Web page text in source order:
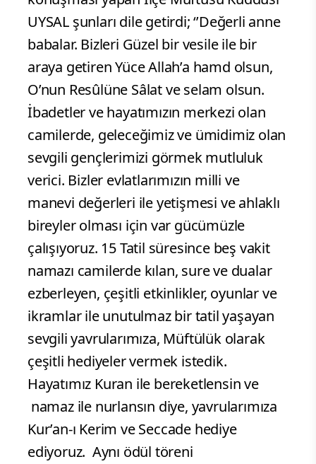
UYSAL şunları dile getirdi; ‘’Değerli anne
babalar. Bizleri Güzel bir vesile ile bir
araya getiren Yüce Allah’a hamd olsun,
O’nun Resûlüne Sâlat ve selam olsun.
İbadetler ve hayatımızın merkezi olan
camilerde, geleceğimiz ve ümidimiz olan
sevgili gençlerimizi görmek mutluluk
verici. Bizler evlatlarımızın milli ve
manevi değerleri ile yetişmesi ve ahlaklı
bireyler olması için var gücümüzle
çalışıyoruz. 15 Tatil süresince beş vakit
namazı camilerde kılan, sure ve dualar
ezberleyen, çeşitli etkinlikler, oyunlar ve
ikramlar ile unutulmaz bir tatil yaşayan
sevgili yavrularımıza, Müftülük olarak
çeşitli hediyeler vermek istedik.
Hayatımız Kuran ile bereketlensin ve
namaz ile nurlansın diye, yavrularımıza
Kur’an-ı Kerim ve Seccade hediye
ediyoruz. Aynı ödül töreni